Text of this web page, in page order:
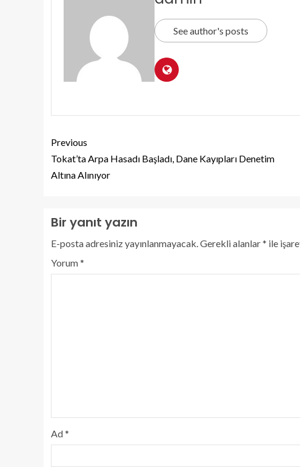
See author's posts
Previous
Tokat’ta Arpa Hasadı Başladı, Dane Kayıpları Denetim
Altına Alınıyor
Bir yanıt yazın
E-posta adresiniz yayınlanmayacak.Gerekli alanlar* ile
Yorum*
Ad*